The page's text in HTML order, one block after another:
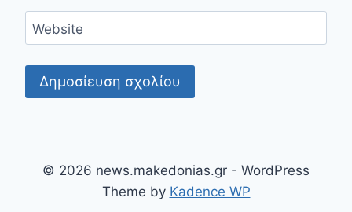
Website
© 2026 news.makedonias.gr - WordPress
Theme by Kadence WP